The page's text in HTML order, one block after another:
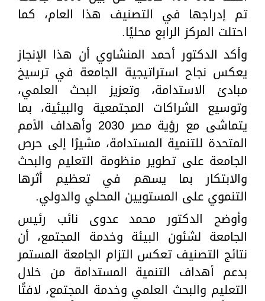
تم إدراجها في التصنيف هذا العام، كما
احتلت المركز الرابع محليًا.
وأكد الدكتور أحمد المنشاوي أن هذا الإنجاز
يعكس نجاح استراتيجية الجامعة في ترسيخ
مبادئ الاستدامة، وتعزيز البحث العلمي،
وتوسيع الشراكات المجتمعية والبيئية، بما
يتماشى مع رؤية مصر 2030 وأهداف الأمم
المتحدة للتنمية المستدامة، مشيرًا إلى حرص
الجامعة على تطوير منظومة التعليم والبحث
والابتكار بما يسهم في تعظيم أثرها
التنموي على المستويين المحلي والدولي.
وأوضح الدكتور محمد عدوى نائب رئيس
الجامعة لشئون البيئة وخدمة المجتمع، أن
نتائج التصنيف تعكس التزام الجامعة المستمر
بدعم أهداف التنمية المستدامة من خلال
التعليم والبحث العلمي وخدمة المجتمع، لافتًا